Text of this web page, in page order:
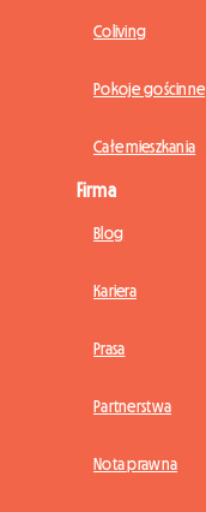
Coliving
Pokoje gościnne
Całe mieszkania
Firma
Blog
Kariera
Prasa
Partnerstwa
Nota prawna